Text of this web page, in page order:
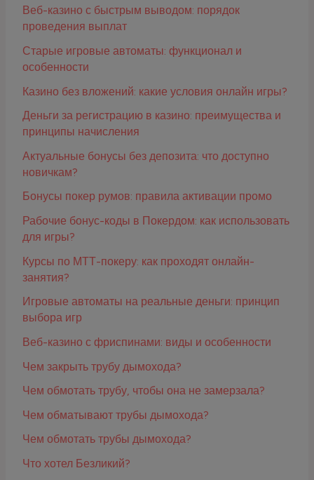
Веб-казино с быстрым выводом: порядок
проведения выплат
Старые игровые автоматы: функционал и
особенности
Казино без вложений: какие условия онлайн игры?
Деньги за регистрацию в казино: преимущества и
принципы начисления
Актуальные бонусы без депозита: что доступно
новичкам?
Бонусы покер румов: правила активации промо
Рабочие бонус-коды в Покердом: как использовать
для игры?
Курсы по МТТ-покеру: как проходят онлайн-
занятия?
Игровые автоматы на реальные деньги: принцип
выбора игр
Веб-казино с фриспинами: виды и особенности
Чем закрыть трубу дымохода?
Чем обмотать трубу, чтобы она не замерзала?
Чем обматывают трубы дымохода?
Чем обмотать трубы дымохода?
Что хотел Безликий?